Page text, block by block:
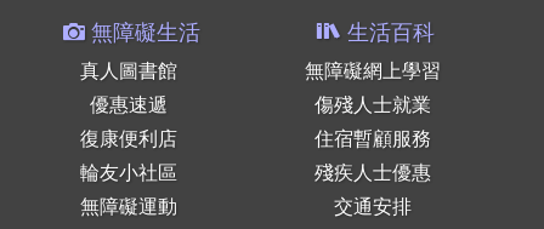
無障礙生活
真人圖書館
優惠速遞
復康便利店
輪友小社區
無障礙運動
生活百科
無障礙網上學習
傷殘人士就業
住宿暫顧服務
殘疾人士優惠
交通安排